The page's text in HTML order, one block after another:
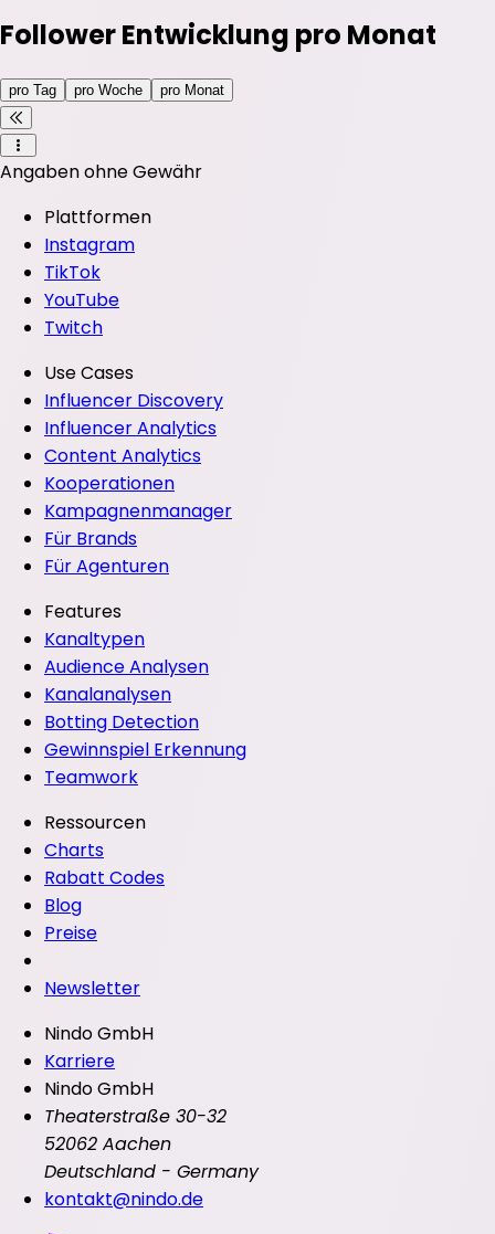
Follower Entwicklung pro Monat
pro Tag pro Woche pro Monat
Angaben ohne Gewähr
Plattformen
Instagram
TikTok
YouTube
Twitch
Use Cases
Influencer Discovery
Influencer Analytics
Content Analytics
Kooperationen
Kampagnenmanager
Für Brands
Für Agenturen
Features
Kanaltypen
Audience Analysen
Kanalanalysen
Botting Detection
Gewinnspiel Erkennung
Teamwork
Ressourcen
Charts
Rabatt Codes
Blog
Preise
Newsletter
Nindo GmbH
Karriere
Nindo GmbH
Theaterstraße 30-32
52062 Aachen
Deutschland - Germany
kontakt@nindo.de